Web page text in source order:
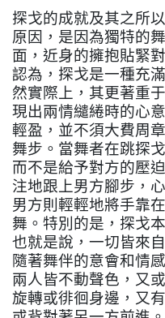
探戈的成就及其之所
原因，是因為獨特的
面，近身的擁抱貼緊
認為，探戈是一種充
然實際上，其更著重
現出兩情繾綣時的心
輕盈，並不須大費周
舞步。當舞者在跳探
而不是給予對方的壓
注地跟上男方腳步，
男方則輕輕地將手靠
舞。特別的是，探戈
也就是說，一切皆來
隨著舞伴的意會和情
兩人皆不動聲色，又
旋轉或徘徊身邊，又